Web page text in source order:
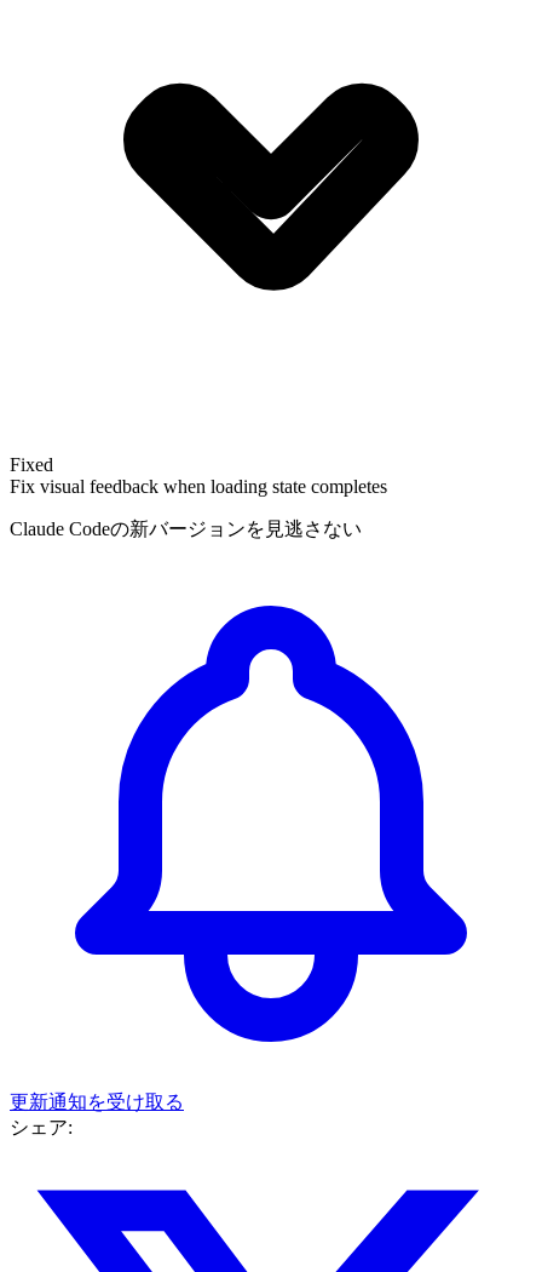
Fixed
Fix visual feedback when loading state completes
Claude Codeの新バージョンを見逃さない
更新通知を受け取る
シェア: